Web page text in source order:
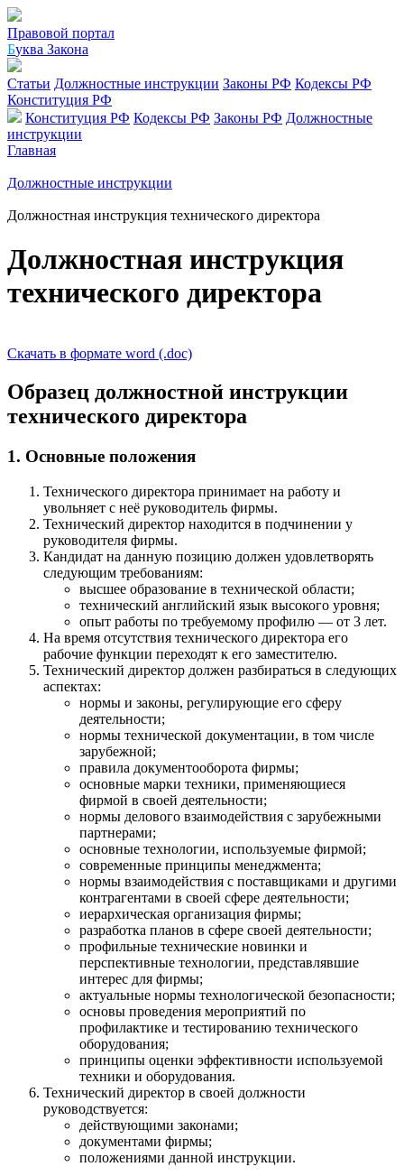
Правовой портал
Буква Закона
Статьи Должностные инструкции Законы РФ Кодексы РФ
Конституция РФ
Конституция РФ Кодексы РФ Законы РФ Должностные
инструкции
Главная
Должностные инструкции
Должностная инструкция технического директора
Должностная инструкция
технического директора
Скачать в формате word (.doc)
Образец должностной инструкции
технического директора
1. Основные положения
Технического директора принимает на работу и
увольняет с неё руководитель фирмы.
Технический директор находится в подчинении у
руководителя фирмы.
Кандидат на данную позицию должен удовлетворять
следующим требованиям:
высшее образование в технической области;
технический английский язык высокого уровня;
опыт работы по требуемому профилю — от 3 лет.
На время отсутствия технического директора его
рабочие функции переходят к его заместителю.
Технический директор должен разбираться в следующих
аспектах:
нормы и законы, регулирующие его сферу
деятельности;
нормы технической документации, в том числе
зарубежной;
правила документооборота фирмы;
основные марки техники, применяющиеся
фирмой в своей деятельности;
нормы делового взаимодействия с зарубежными
партнерами;
основные технологии, используемые фирмой;
современные принципы менеджмента;
нормы взаимодействия с поставщиками и другими
контрагентами в своей сфере деятельности;
иерархическая организация фирмы;
разработка планов в сфере своей деятельности;
профильные технические новинки и
перспективные технологии, представлявшие
интерес для фирмы;
актуальные нормы технологической безопасности;
основы проведения мероприятий по
профилактике и тестированию технического
оборудования;
принципы оценки эффективности используемой
техники и оборудования.
Технический директор в своей должности
руководствуется:
действующими законами;
документами фирмы;
положениями данной инструкции.